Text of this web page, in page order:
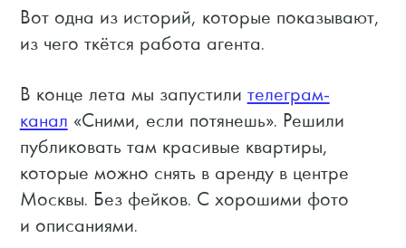
Вот одна из историй, которые показывают,
из чего ткётся работа агента.
В конце лета мы запустили телеграм-
канал «Сними, если потянешь». Решили
публиковать там красивые квартиры,
которые можно снять в аренду в центре
Москвы. Без фейков. С хорошими фото
и описаниями.